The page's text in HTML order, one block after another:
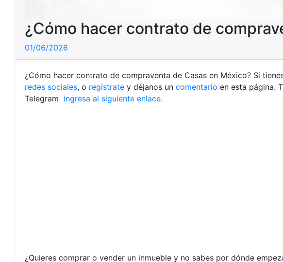
¿Cómo hacer contrato de
01/06/2026
¿Cómo hacer contrato de compraventa de Casas en México? Si
redes sociales, o regístrate y déjanos un comentario en esta página.
Telegram ingresa al siguiente enlace.
¿Quieres comprar o vender un inmueble y no sabes por dónde